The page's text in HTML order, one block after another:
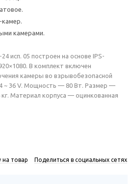
камерами.
исп. 05 построен на основе IPS-
В комплект включен
камеры во взрывобезопасной
~ 36 V. Мощность — 80 Вт. Размер —
Материал корпуса — оцинкованная
на товар Поделиться в социальных сетях